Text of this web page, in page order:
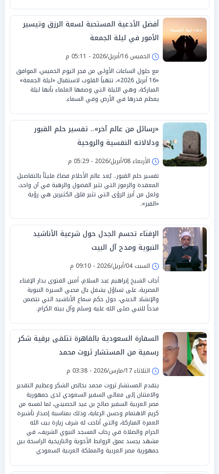
أفضل الأدعية المستحبة لسعة الرزق وتيسير
الأمور في ليلة الجمعة
الخميس 16/أبريل/2026 - 05:11 م
مع حلول الساعات الأولى من فجر اليوم الخميس، الموافق
«16 أبريل 2026»، تتهيأ القلوب لاستقبال «ليلة الجمعة»
المباركة، وهي الليلة التي وصفها العلماء بأنها ليلة
يعظم قدرها في الأرض وفي السماء.
«رسائل من عالم آخر».. تفسير حلم القبور
ودلالاته النفسية والروحية
الأربعاء 08/أبريل/2026 - 05:29 م
تفسير حلم القبور.. يُعد عالم الأحلام فضاءً مليئاً بالتفاصيل
المعقدة والرموز التي تثير الفضول والرهبة في آن واحد،
ولعل من أبرز الرؤى التي تثير قلق الكثيرين هي رؤية
«القبر».
الإفتاء تحسم الجدل حول شرعية الأناشيد
النبوية ومدح آل البيت
السبت 04/أبريل/2026 - 09:10 م
أجاب الشيخ إبراهيم عبد السلام، أمين الفتوى بدار الإفتاء
المصرية، على تساؤل يشغل بال محبي السيرة النبوية
والإنشاد الديني، حول حكم سماع الأناشيد التي تتضمن
مدحاً للنبي صلى الله عليه وسلم وآل بيته الكرام.
السفارة السعودية بالقاهرة تتلقى برقية شكر
رسمية من المستشار ثروت محمد
الثلاثاء 17/مارس/2026 - 03:38 م
يتقدم المستشار ثروت محمد بخالص الشكر وعظيم التقدير
والامتنان إلى معالي السفير السعودي لدى جمهورية
مصر العربية السفير صالح بن عيد الحصيني، لما لمسه من
كريم الاهتمام وحسن الرعاية، وذلك بمناسبة إصدار تأشيرة
العمرة المباركة، والتي أتاحت له شرف زيارة بيت الله
الحرام والصلاة في رحاب المسجد النبوي الشريف، في
مشهد يجسد عمق الروابط الأخوية والتاريخية الراسخة بين
جمهورية مصر العربية والمملكة العربية السعودي